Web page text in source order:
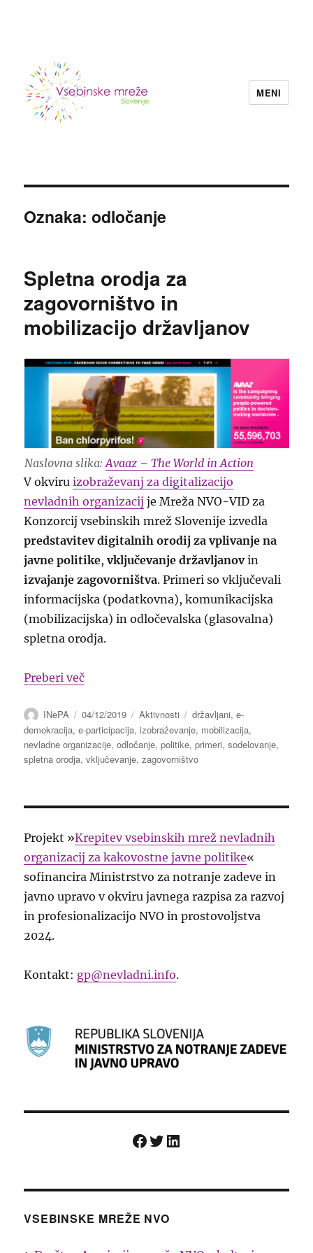
organizacij Slovenije
MENI
Oznaka:odločanje
Spletna orodja za
zagovorništvo in
mobilizacijo državljanov
Naslovna slika: Avaaz – The World in Action
V okviruizobraževanj za digitalizacijo
nevladnih organizacij je Mreža NVO-VID za
Konzorcij vsebinskih mrež Slovenije izvedla
predstavitev digitalnih orodij za vplivanje na
javne politike, vključevanje državljanovin
izvajanje zagovorništva. Primeri so vključevali
informacijska (podatkovna), komunikacijska
(mobilizacijska) in odločevalska (glasovalna)
spletna orodja.
Preberi več“Spletna orodja za zagovorništvo in
Avtor
INePA
Objavljeno
dne
04/12/2019 Kategorije
Aktivnosti Oznake
državljani,e-
demokracija,e-participacija,izobraževanje, mobilizacija,
nevladne organizacije,odločanje,politike,primeri,sodelovanje,
spletna orodja,vključevanje,zagovorništvo
Projekt »Krepitev vsebinskih mrež nevladnih
organizacij za kakovostne javne politike«
sofinancira Ministrstvo za notranje zadeve in
javno upravo v okviru javnega razpisa za razvoj
in profesionalizacijo NVO in prostovoljstva
2024.
Kontakt: gp@nevladni.info.
Facebook
Twitter
LinkedIn
VSEBINSKE MREŽE NVO